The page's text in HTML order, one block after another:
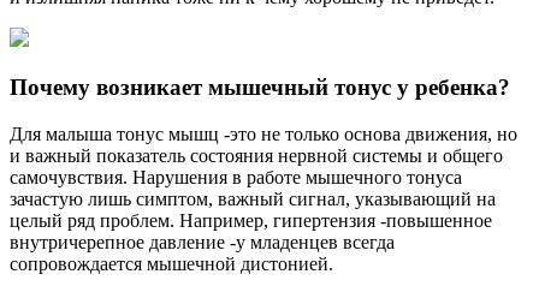
Почему возникает мышечный тонус у ребенка?
Для малыша тонус мышц -это не только основа движения, но
и важный показатель состояния нервной системы и общего
самочувствия. Нарушения в работе мышечного тонуса
зачастую лишь симптом, важный сигнал, указывающий на
целый ряд проблем. Например, гипертензия -повышенное
внутричерепное давление -у младенцев всегда
сопровождается мышечной дистонией.